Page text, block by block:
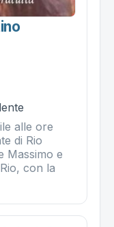
alle ore
di Rio
Massimo e
con la